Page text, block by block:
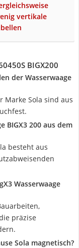
vertikale
BIGX200
der Wasserwaage
Marke Sola sind aus
BIGX3 200 aus dem
besteht aus
Wasserwaage
präzise
Sola magnetisch?